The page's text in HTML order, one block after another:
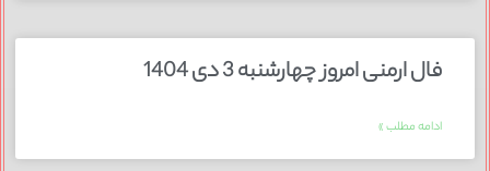
فال ارمنی امروز چهارشنبه 3 دی 1404
ادامه مطلب »